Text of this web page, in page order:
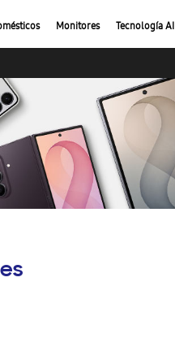
Monitores Tecnología AI